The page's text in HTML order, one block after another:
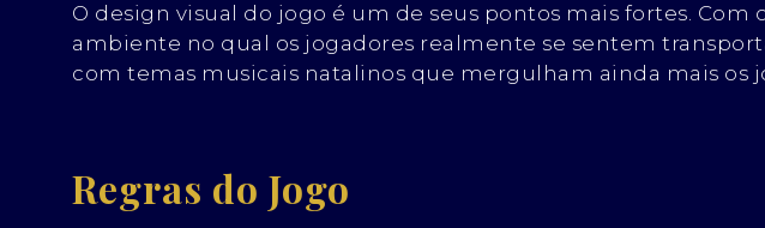
O design visual do jogo é um de seus pontos mais fortes.
ambiente no qual os jogadores realmente se sentem
com temas musicais natalinos que mergulham ainda mais os
Regras do Jogo